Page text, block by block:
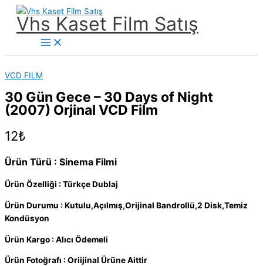
İçeriğe
Vhs Kaset Film Satış
Main
Menu
VCD FILM
30 Gün Gece – 30 Days of Night
(2007) Orjinal VCD Film
12₺
Ürün Türü : Sinema Filmi
Ürün Özelliği : Türkçe Dublaj
Ürün Durumu : Kutulu,Açılmış,Orijinal Bandrollü,2 Disk,Temiz
Kondüsyon
Ürün Kargo : Alıcı Ödemeli
Ürün Fotoğrafı : Oriijinal Ürüne Aittir